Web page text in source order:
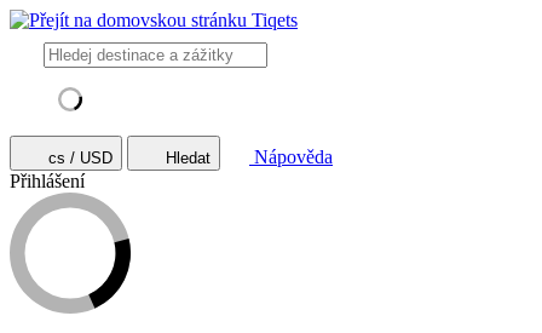
cs / USD Hledat
Nápověda
Přihlášení